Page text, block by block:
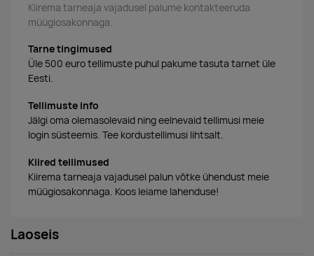
Kiirema tarneaja vajadusel palume kontakteeruda
müügiosakonnaga.
Tarne tingimused
Üle 500 euro tellimuste puhul pakume tasuta tarnet üle
Eesti.
Tellimuste info
Jälgi oma olemasolevaid ning eelnevaid tellimusi meie
login süsteemis. Tee kordustellimusi lihtsalt.
Kiired tellimused
Kiirema tarneaja vajadusel palun võtke ühendust meie
müügiosakonnaga. Koos leiame lahenduse!
Laoseis